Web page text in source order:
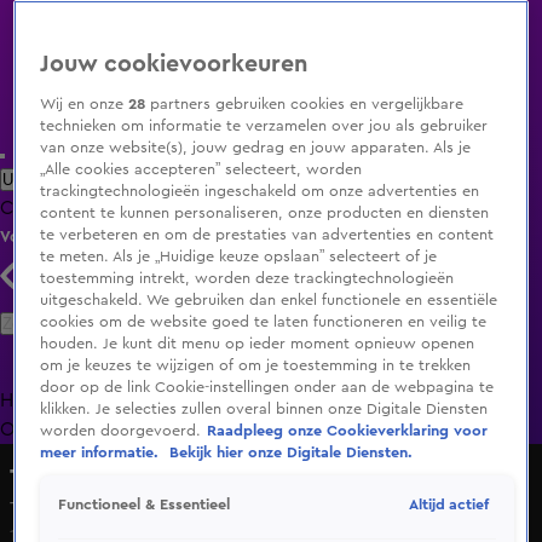
Uitzending Gemist Populaire programma's Zenders Genres
ClipsFilmsRadioSmart TV inlogShop
Volg KIJK
Zoeken
HomeUitzending Gemist Programma's De Bondgenoten
OranjezomerLivestreamsShop
The Tribute Live in Concert
The Chicago Funk - In the Stone
1 juli 2023, 20:30
Jouw cookievoorkeuren
Wij en onze28 partners gebruiken cookies en vergelijkbare
technieken om informatie te verzamelen over jou als gebruiker
van onze website(s), jouw gedrag en jouw apparaten. Als je
„Alle cookies accepteren” selecteert, worden
trackingtechnologieën ingeschakeld om onze advertenties en
content te kunnen personaliseren, onze producten en diensten
te verbeteren en om de prestaties van advertenties en content
te meten. Als je „Huidige keuze opslaan” selecteert of je
toestemming intrekt, worden deze trackingtechnologieën
uitgeschakeld. We gebruiken dan enkel functionele en essentiële
cookies om de website goed te laten functioneren en veilig te
houden. Je kunt dit menu op ieder moment opnieuw openen
om je keuzes te wijzigen of om je toestemming in te trekken
door op de link Cookie-instellingen onder aan de webpagina te
klikken. Je selecties zullen overal binnen onze Digitale Diensten
worden doorgevoerd.
Raadpleeg onze Cookieverklaring voor
meer informatie.
Bekijk hier onze Digitale Diensten.
Functioneel & Essentieel Altijd actief